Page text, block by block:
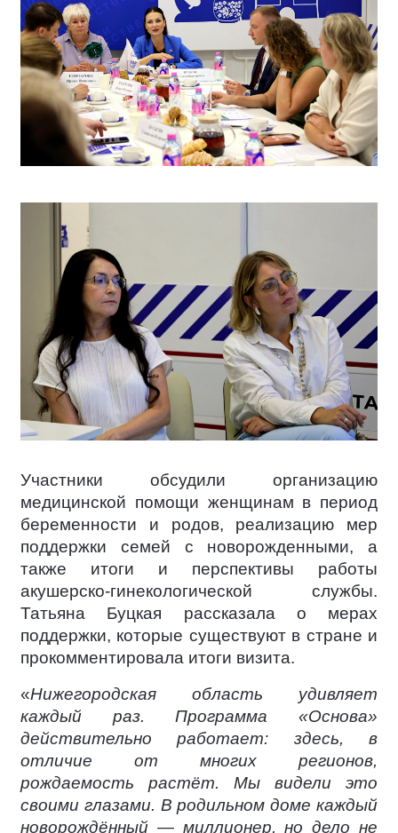
Участники обсудили организацию
медицинской помощи женщинам в период
беременности и родов, реализацию мер
поддержки семей с новорожденными, а
также итоги и перспективы работы
акушерско-гинекологической службы.
Татьяна Буцкая рассказала о мерах
поддержки, которые существуют в стране и
прокомментировала итоги визита.
«Нижегородская область удивляет
каждый раз. Программа «Основа»
действительно работает: здесь, в
отличие от многих регионов,
рождаемость растёт. Мы видели это
своими глазами. В родильном доме каждый
новорождённый — миллионер, но дело не